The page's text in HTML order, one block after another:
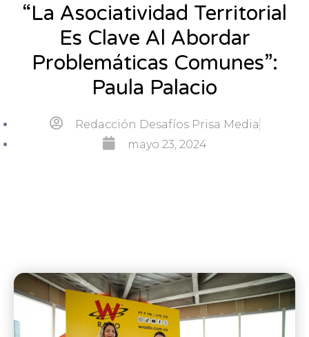
“La Asociatividad Territorial
Es Clave Al Abordar
Problemáticas Comunes”:
Paula Palacio
Redacción Desafíos Prisa Media
mayo 23, 2024